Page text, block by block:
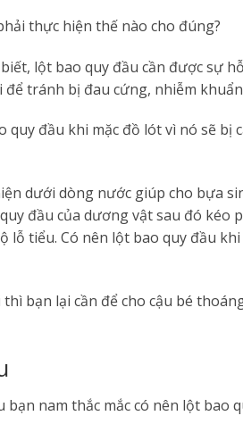
thực hiện thế nào cho đúng?
lột bao quy đầu cần được sự
để tránh bị đau cứng, nhiễm
đầu khi mặc đồ lót vì nó sẽ bị
dưới dòng nước giúp cho bựa
đầu của dương vật sau đó kéo
tiểu. Có nên lột bao quy đầu
bạn lại cần để cho cậu bé
nam thắc mắc có nên lột bao